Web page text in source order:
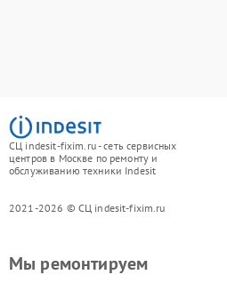
СЦ indesit-fixim.ru - сеть сервисных
центров в Москве по ремонту и
обслуживанию техники Indesit
2021-2026 © СЦ indesit-fixim.ru
Мы ремонтируем